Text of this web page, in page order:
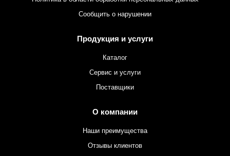
Сообщить о нарушении
Продукция и услуги
Каталог
Сервис и услуги
Поставщики
О компании
Наши преимущества
Отзывы клиентов